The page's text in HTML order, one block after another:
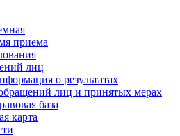
приема
лиц
о результатах
лиц и принятых мерах
база
карта